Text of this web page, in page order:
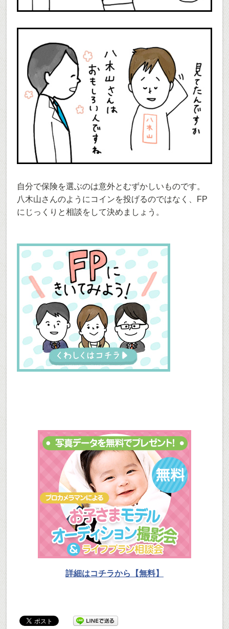
自分で保険を選ぶのは意外とむずかしいものです。
八木山さんのようにコインを投げるのではなく、FP
にじっくりと相談をして決めましょう。
詳細はコチラから【無料】